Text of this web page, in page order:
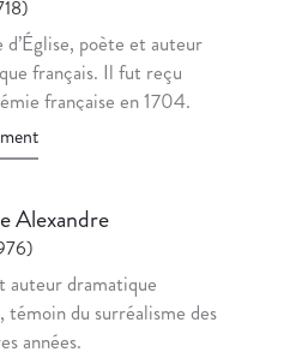
poète et auteur
français. Il fut reçu
française en 1704.
Alexandre
auteur dramatique
témoin du surréalisme des
années.